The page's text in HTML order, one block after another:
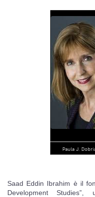
Paula J.
Saad Eddin Ibrahim è il
Development